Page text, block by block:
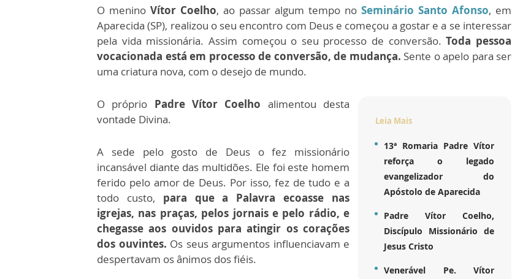
O menino Vítor Coelho, ao passar algum tempo no Seminário Santo Afonso, em
Aparecida (SP), realizou o seu encontro com Deus e começou a gostar e a se interessar
pela vida missionária. Assim começou o seu processo de conversão.Toda pessoa
vocacionada está em processo de conversão, de mudança. Sente o apelo para ser
uma criatura nova, com o desejo de mundo.
Leia Mais
13ª Romaria Padre Vítor
reforça o legado
evangelizador do
Apóstolo de Aparecida
Padre Vítor Coelho,
Discípulo Missionário de
Jesus Cristo
Venerável Pe. Vítor
O próprio Padre Vítor Coelho alimentou desta
vontade Divina.
A sede pelo gosto de Deus o fez missionário
incansável diante das multidões. Ele foi este homem
ferido pelo amor de Deus. Por isso, fez de tudo e a
todo custo, para que a Palavra ecoasse nas
igrejas, nas praças, pelos jornais e pelo rádio, e
chegasse aos ouvidos para atingir os corações
dos ouvintes. Os seus argumentos influenciavam e
despertavam os ânimos dos fiéis.